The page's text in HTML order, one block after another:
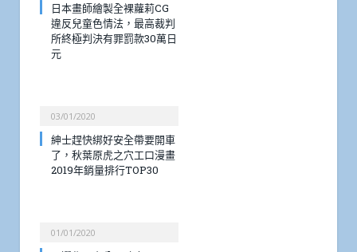
日本畫師繪製全裸蘿莉CG
違反兒童色情法，最高裁判
所終極判決有罪罰款30萬日
元
03/01/2020
紳士趕快綁好安全帶要開車
了，秋葉原虎之穴工口漫畫
2019年銷量排行TOP30
01/01/2020